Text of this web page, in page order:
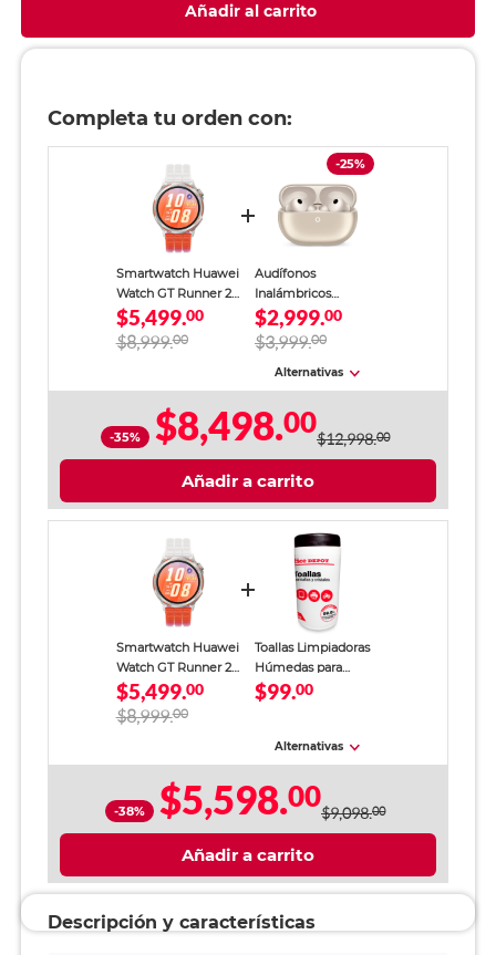
Añadir al carrito
Completa tu orden con:
Smartwatch Huawei
Watch GT Runner 2
Titanio 43.5 mm
Naranja
$5,499.00
$8,999.00
-25%
Audífonos
Inalámbricos
Huawei FreeBuds
Pro 5 Arena
$2,999.00
$3,999.00
Alternativas
-35% $8,498.00$12,998.00
Añadir a carrito
Smartwatch Huawei
Watch GT Runner 2
Titanio 43.5 mm
Naranja
$5,499.00
$8,999.00
Toallas Limpiadoras
Húmedas para
Pantallas Office
$99.00
Alternativas
-38% $5,598.00$9,098.00
Añadir a carrito
Descripción y características